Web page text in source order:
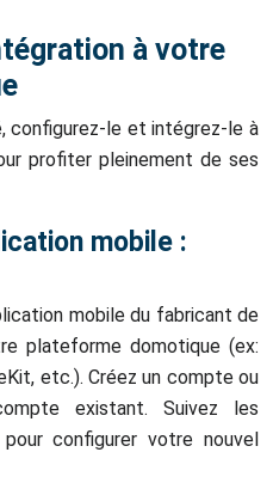
à votre
configurez-le et intégrez-le à
profiter pleinement de ses
mobile :
mobile du fabricant de
plateforme domotique (ex:
etc.). Créez un compte ou
existant. Suivez les
configurer votre nouvel